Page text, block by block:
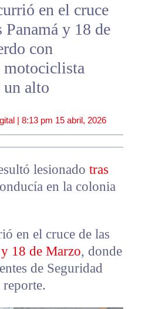
en el cruce
Panamá y 18 de
con
alto
| 8:13 pm 15 abril, 2026
lesionado tras
en la colonia
en el cruce de las
18 de Marzo, donde
de Seguridad